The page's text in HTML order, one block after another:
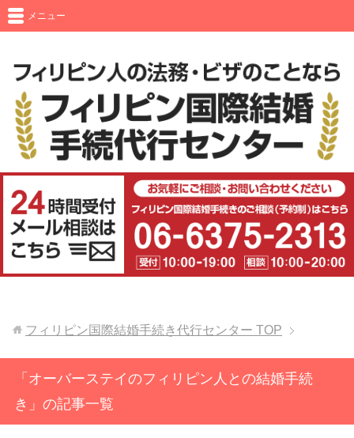
メニュー
フィリピン国際結婚手続き代行センター TOP
「オーバーステイのフィリピン人との結婚手続
き」の記事一覧